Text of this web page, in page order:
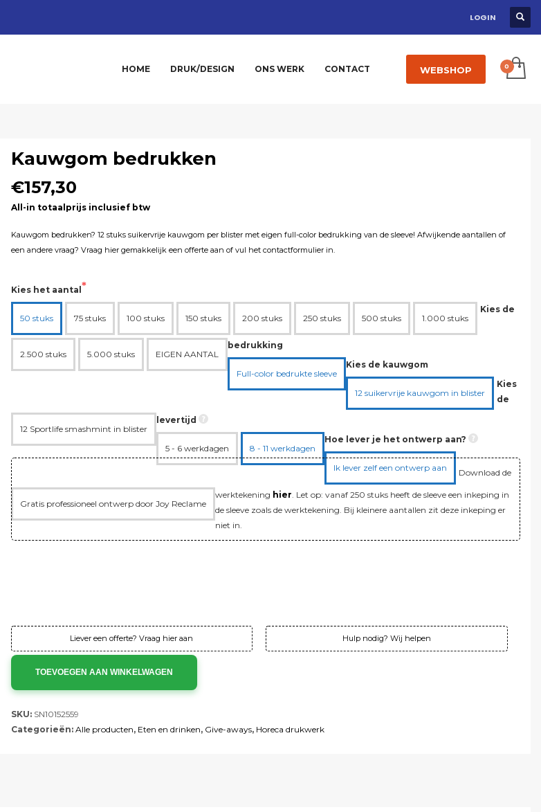
LOGIN
HOME DRUK/DESIGN ONS WERK CONTACT WEBSHOP
Kauwgom bedrukken
€157,30
All-in totaalprijs inclusief btw
Kauwgom bedrukken? 12 stuks suikervrije kauwgom per blister met eigen full-color bedrukking van de sleeve! Afwijkende aantallen of
een andere vraag? Vraag hier gemakkelijk een offerte aan of vul het contactformulierin.
Kies het aantal
50 stuks 75 stuks 100 stuks 150 stuks 200 stuks 250 stuks 500 stuks 1.000 stuks
2.500 stuks 5.000 stuks EIGEN AANTAL
Kies de
bedrukking
Full-color bedrukte sleeve
Kies de kauwgom
12 suikervrije kauwgom in blister
12 Sportlife smashmint in blister
Kies
de
levertijd
5 - 6 werkdagen 8 - 11 werkdagen
Hoe lever je het ontwerp aan?
Ik lever zelf een ontwerp aan
Gratis professioneel ontwerp door Joy Reclame
Download de
werktekening hier. Let op: vanaf 250 stuks heeft de sleeve een inkeping in
de sleeve zoals de werktekening. Bij kleinere aantallen zit deze inkeping er
niet in.
Liever een offerte? Vraag hier aan Hulp nodig? Wij helpen
TOEVOEGEN AAN WINKELWAGEN
SKU: SN10152559
Categorieën: Alle producten, Eten en drinken, Give-aways, Horeca drukwerk